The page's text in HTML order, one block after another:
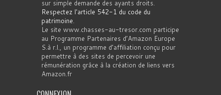
sur simple demande des ayants droits.
Respectez l'article 542-1 du code du
patrimoine.
Le site www.chasses-au-tresor.com participe
au Programme Partenaires d’Amazon Europe
S.à r.l., un programme d’affiliation conçu pour
permettre à des sites de percevoir une
rémunération grâce à la création de liens vers
Amazon.fr